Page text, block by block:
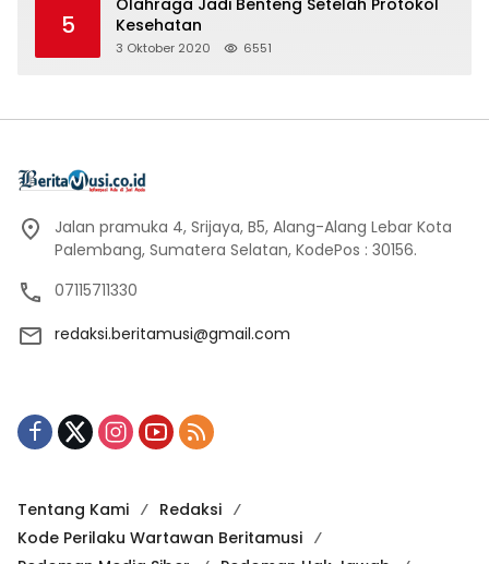
5
Olahraga Jadi Benteng Setelah Protokol
Kesehatan
3 Oktober 2020 6551
Jalan pramuka 4, Srijaya, B5, Alang-Alang Lebar Kota
Palembang, Sumatera Selatan, KodePos : 30156.
07115711330
redaksi.beritamusi@gmail.com
Tentang Kami
Redaksi
Kode Perilaku Wartawan Beritamusi